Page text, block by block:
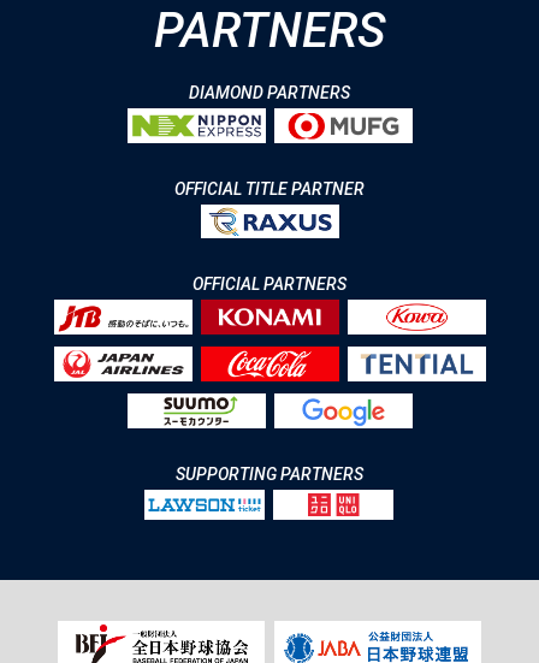
PARTNERS
DIAMOND PARTNERS
OFFICIAL TITLE PARTNER
OFFICIAL PARTNERS
SUPPORTING PARTNERS